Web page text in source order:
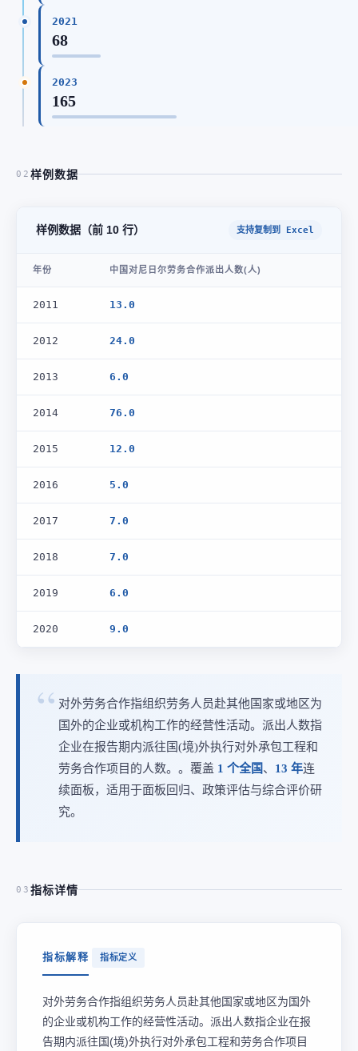
2021
68
2023
165
02 样例数据
样例数据（前 10 行） 支持复制到 Excel
年份 中国对尼日尔劳务合作派出人数(人)
2011 13.0
2012 24.0
2013 6.0
2014 76.0
2015 12.0
2016 5.0
2017 7.0
2018 7.0
2019 6.0
2020 9.0
对外劳务合作指组织劳务人员赴其他国家或地区为
国外的企业或机构工作的经营性活动。派出人数指
企业在报告期内派往国(境)外执行对外承包工程和
劳务合作项目的人数。。覆盖 1 个全国、 13 年连
续面板，适用于面板回归、政策评估与综合评价研
究。
03 指标详情
指标解释 指标定义
对外劳务合作指组织劳务人员赴其他国家或地区为国外
的企业或机构工作的经营性活动。派出人数指企业在报
告期内派往国(境)外执行对外承包工程和劳务合作项目